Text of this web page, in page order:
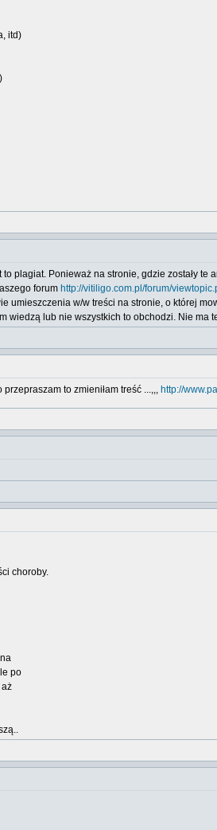
itd)
plagiat. Ponieważ na stronie, gdzie zostały
forum http://vitiligo.com.pl/forum/
umieszczenia w/w treści na stronie, o której
wiedzą lub nie wszystkich to obchodzi. Nie
to zmieniłam treść ...,,, http://
choroby.
po
aż